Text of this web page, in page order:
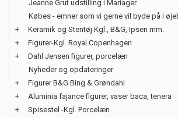
Jeanne Grut udstilling i Mariager
Købes - emner som vi gerne vil byde på i
+
Keramik og Stentøj Kgl., B&G, Ipsen mm.
+
Figurer-Kgl. Royal Copenhagen
+
Dahl Jensen figurer, porcelæn
Nyheder og opdateringer
+
Figurer B&G Bing & Grøndahl
+
Aluminia fajance figurer, vaser baca, tenera
+
Spisestel -Kgl. Porcelæn